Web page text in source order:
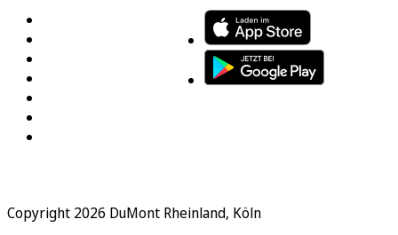
Copyright 2026 DuMont Rheinland, Köln